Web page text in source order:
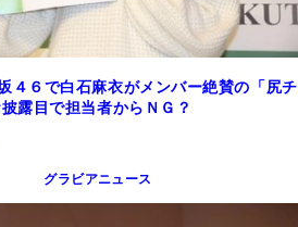
４６で白石麻衣がメンバー絶賛の「尻チ
露目で担当者からＮＧ？
グラビアニュース